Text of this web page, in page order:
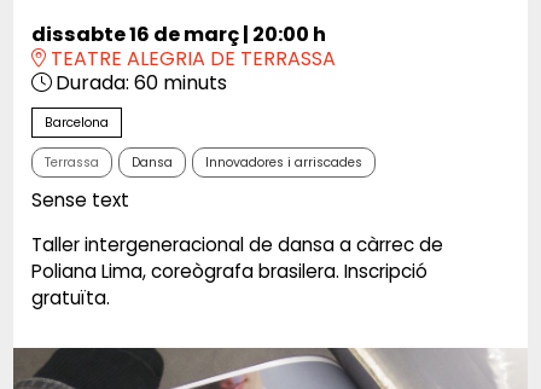
dissabte 16 de març| 20:00 h
TEATRE ALEGRIA DE TERRASSA
Durada: 60 minuts
Barcelona
Terrassa Dansa Innovadores i arriscades
Sense text
Taller intergeneracional de dansa a càrrec de
Poliana Lima, coreògrafa brasilera. Inscripció
gratuïta.